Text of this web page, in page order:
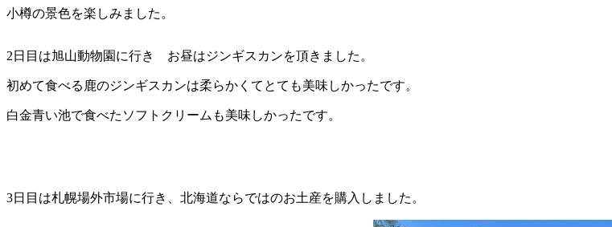
小樽の景色を楽しみました。
2日目は旭山動物園に行き お昼はジンギスカンを頂きました。
初めて食べる鹿のジンギスカンは柔らかくてとても美味しかったです。
白金青い池で食べたソフトクリームも美味しかったです。
3日目は札幌場外市場に行き、北海道ならではのお土産を購入しました。